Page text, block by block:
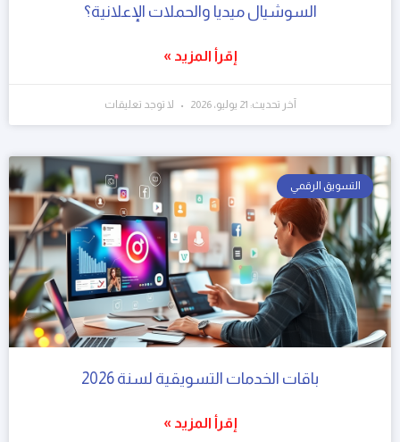
السوشيال ميديا والحملات الإعلانية؟
إقرأ المزيد »
آخر تحديث: 21 يوليو، 2026 لا توجد تعليقات
التسويق الرقمي
باقات الخدمات التسويقية لسنة 2026
إقرأ المزيد »